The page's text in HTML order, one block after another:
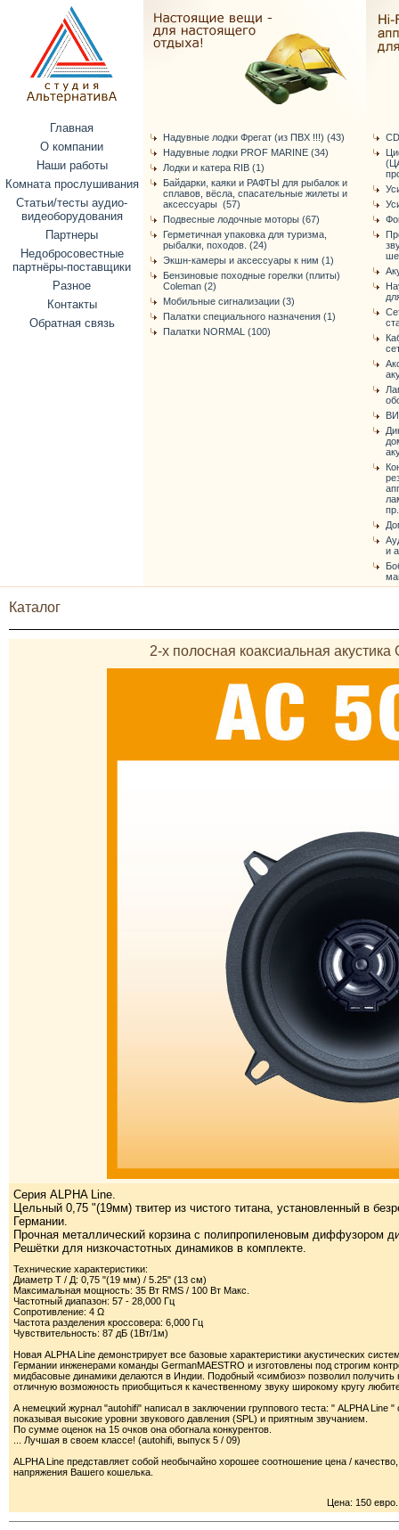
Главная
О компании
Наши работы
Комната прослушивания
Статьи/тесты аудио-
видеоборудования
Партнеры
Недобросовестные
партнёры-поставщики
Разное
Контакты
Обратная связь
Надувные лодки Фрегат (из ПВХ !!!) (43)
Надувные лодки PROF MARINE (34)
Лодки и катера RIB (1)
Байдарки, каяки и РАФТЫ для рыбалок и
сплавов, вёсла, спасательные жилеты и
аксессуары (57)
Подвесные лодочные моторы (67)
Герметичная упаковка для туризма,
рыбалки, походов. (24)
Экшн-камеры и аксессуары к ним (1)
Бензиновые походные горелки (плиты)
Coleman (2)
Мобильные сигнализации (3)
Палатки специального назначения (1)
Палатки NORMAL (100)
и
Каталог
2-х полосная коаксиальная
Серия ALPHA Line.
Цельный 0,75 "(19мм) твитер из чистого титана, установленный в
Германии.
Прочная металлический корзина с полипропиленовым диффузором
Решётки для низкочастотных динамиков в комплекте.
Технические характеристики:
Диаметр Т / Д: 0,75 "(19 мм) / 5.25" (13 см)
Максимальная мощность: 35 Вт RMS / 100 Вт Макс.
Частотный диапазон: 57 - 28,000 Гц
Сопротивление: 4 Ω
Частота разделения кроссовера: 6,000 Гц
Чувствительность: 87 дБ (1Вт/1м)
Новая ALPHA Line демонстрирует все базовые характеристики акустических
Германии инженерами команды GermanMAESTRO и изготовлены под строгим
мидбасовые динамики делаются в Индии. Подобный «симбиоз» позволил получить
отличную возможность приобщиться к качественному звуку широкому кругу
А немецкий журнал "autohifi" написал в заключении группового теста: " ALPHA
показывая высокие уровни звукового давления (SPL) и приятным звучанием.
По сумме оценок на 15 очков она обогнала конкурентов.
... Лучшая в своем классе! (autohifi, выпуск 5 / 09)
ALPHA Line представляет собой необычайно хорошее соотношение цена /
напряжения Вашего кошелька.
Цена: 150 евро.